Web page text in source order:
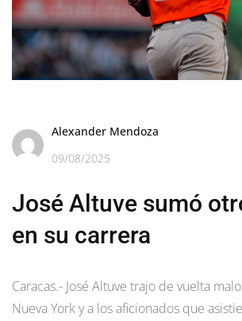
Alexander Mendoza
09/08/2025
José Altuve sumó
en su carrera
Caracas.- José Altuve trajo de vuelta
Nueva York y a los aficionados que